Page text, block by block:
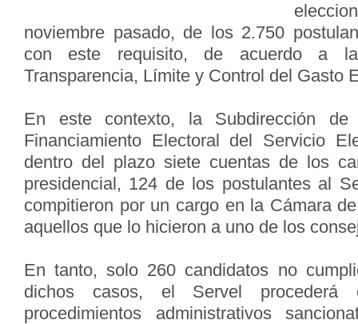
noviembre pasado, de los 2.750
con este requisito, de acuerdo a
Transparencia, Límite y Control del Gasto
En este contexto, la Subdirección
Financiamiento Electoral del Servicio
dentro del plazo siete cuentas de los
presidencial, 124 de los postulantes al
compitieron por un cargo en la Cámara
aquellos que lo hicieron a uno de los
En tanto, solo 260 candidatos no
dichos casos, el Servel
procedimientos administrativos